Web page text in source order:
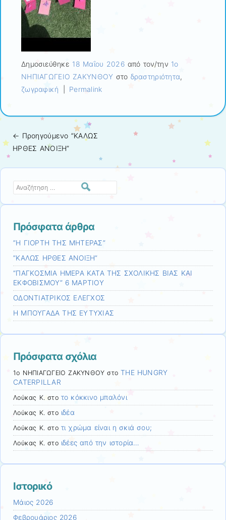
Δημοσιεύθηκε 18 Μαΐου 2026 από τον/την 1ο
ΝΗΠΙΑΓΩΓΕΙΟ ΖΑΚΥΝΘΟΥ στο δραστηριότητα,
ζωγραφική
Permalink
Πλοήγηση άρθρων
← Προηγούμενo ”ΚΑΛΩΣ
ΗΡΘΕΣ ΑΝΟΙΞΗ”
Αναζήτηση
Πρόσφατα άρθρα
”Η ΓΙΟΡΤΗ ΤΗΣ ΜΗΤΕΡΑΣ”
”ΚΑΛΩΣ ΗΡΘΕΣ ΑΝΟΙΞΗ”
“ΠΑΓΚΟΣΜΙΑ ΗΜΕΡΑ ΚΑΤΑ ΤΗΣ ΣΧΟΛΙΚΗΣ ΒΙΑΣ ΚΑΙ
ΕΚΦΟΒΙΣΜΟΥ” 6 ΜΑΡΤΙΟΥ
ΟΔΟΝΤΙΑΤΡΙΚΟΣ ΕΛΕΓΧΟΣ
Η ΜΠΟΥΓΑΔΑ ΤΗΣ ΕΥΤΥΧΙΑΣ
Πρόσφατα σχόλια
1ο ΝΗΠΙΑΓΩΓΕΙΟ ΖΑΚΥΝΘΟΥ στοTHE HUNGRY
CATERPILLAR
Λούκας Κ. στο το κόκκινο μπαλόνι
Λούκας Κ. στο ιδέα
Λούκας Κ. στο τι χρώμα είναι η σκιά σου;
Λούκας Κ. στο ιδέες από την ιστορία…
Ιστορικό
Μάιος 2026
Φεβρουάριος 2026